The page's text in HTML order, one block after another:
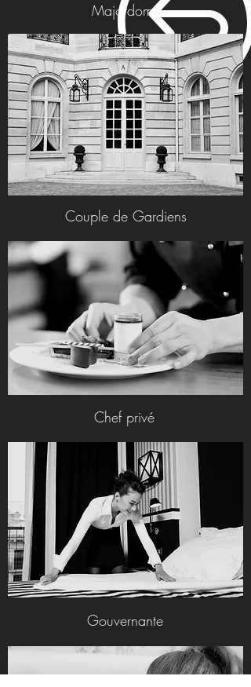
Majordome
Couple de Gardiens
Chef privé
Gouvernante